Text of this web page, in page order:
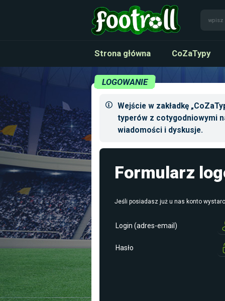
Strona główna CoZaTypy
LOGOWANIE
Wejście w zakładkę
typerów z cotygodniowymi
wiadomości i dyskusje.
Formularz
Jeśli posiadasz już u nas konto
Login (adres-email)
Hasło